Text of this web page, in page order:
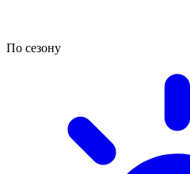
По сезону